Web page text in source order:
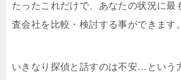
たったこれだけで、あなたの状況に最
査会社を比較・検討する事ができます。
いきなり探偵と話すのは不安…という